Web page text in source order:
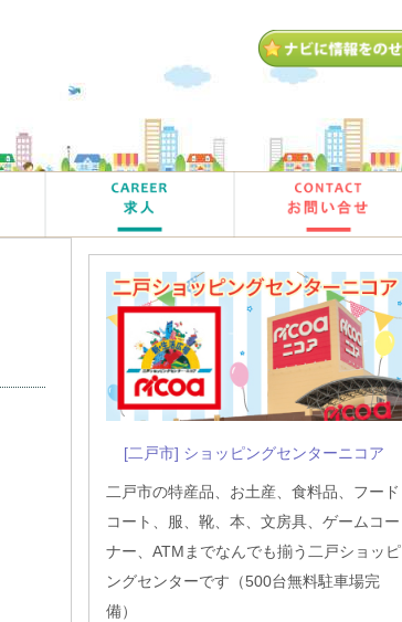
[二戸市] ショッピングセンターニコア
二戸市の特産品、お土産、食料品、フード
コート、服、靴、本、文房具、ゲームコー
ナー、ATMまでなんでも揃う二戸ショッピ
ングセンターです（500台無料駐車場完
備）